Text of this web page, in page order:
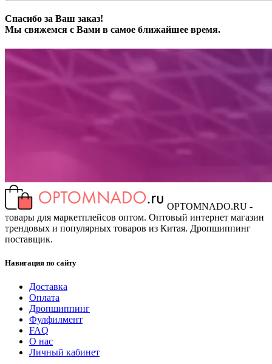
Спасибо за Ваш заказ!
Мы свяжемся с Вами в самое ближайшее время.
OPTOMNADO.RU -
товары для маркетплейсов оптом. Оптовый интернет магазин
трендовых и популярных товаров из Китая. Дропшиппинг
поставщик.
Навигация по сайту
Доставка
Оплата
Дропшиппинг
Фулфилмент
FAQ
О нас
Личный кабинет